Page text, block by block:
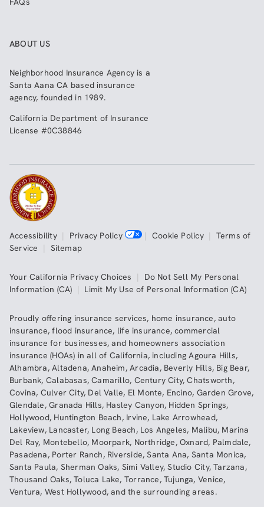
ABOUT US
Neighborhood Insurance Agency is a
Santa Aana CA based insurance
agency, founded in 1989.
California Department of Insurance
License #0C38846
Accessibility| Privacy Policy | Cookie Policy| Terms of
Service | Sitemap
Your California Privacy Choices | Do Not Sell My Personal
Information (CA) | Limit My Use of Personal Information (CA)
Proudly offering insurance services, home insurance,auto
insurance,flood insurance, life insurance,commercial
insurance for businesses, and homeowners association
insurance (HOAs) in all of California, includingAgoura Hills,
Alhambra,Altadena,Anaheim,Arcadia, Beverly Hills, Big Bear,
Burbank, Calabasas,Camarillo, Century City,Chatsworth,
Covina, Culver City, Del Valle, El Monte, Encino, Garden Grove,
Glendale,Granada Hills, Hasley Canyon, Hidden Springs,
Hollywood, Huntington Beach, Irvine, Lake Arrowhead,
Lakeview, Lancaster, Long Beach, Los Angeles, Malibu, Marina
Del Ray, Montebello, Moorpark, Northridge,Oxnard, Palmdale,
Pasadena, Porter Ranch, Riverside,Santa Ana, Santa Monica,
Santa Paula, Sherman Oaks, Simi Valley,Studio City,Tarzana,
Thousand Oaks,Toluca Lake, Torrance, Tujunga, Venice,
Ventura, West Hollywood,and the surrounding areas.